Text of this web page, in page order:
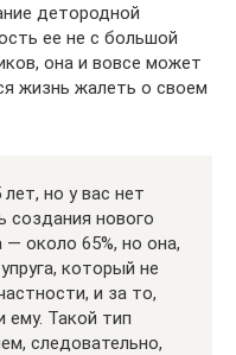
детородной
ее не с большой
она и вовсе может
жизнь жалеть о своем
но у вас нет
создания нового
около 65%, но она,
который не
и за то,
Такой тип
следовательно,